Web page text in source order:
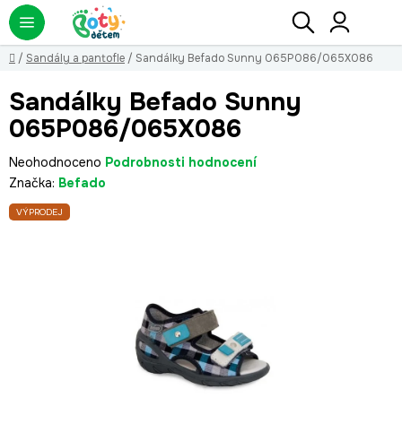
Přejít
na
obsah
Hledat
Domů
/ Sandály a pantofle / Sandálky Befado Sunny 065P086/065X086
Sandálky Befado Sunny
065P086/065X086
Průměrné
hodnocení
produktu
je
Neohodnoceno Podrobnosti hodnocení
Značka: Befado
VÝPRODEJ